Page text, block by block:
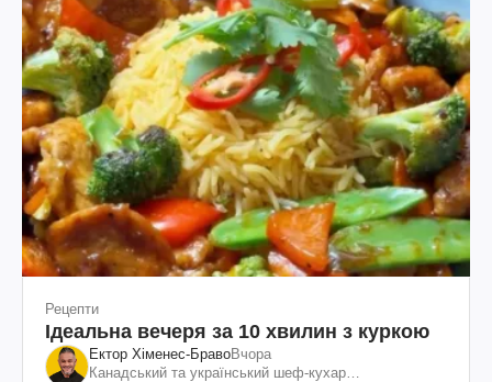
Рецепти
Ідеальна вечеря за 10 хвилин з куркою
Ектор Хіменес-БравоВчора
Канадський та український шеф-кухар